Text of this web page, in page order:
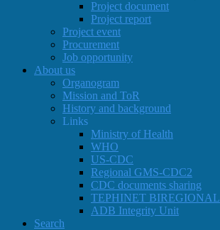
Project document
Project report
Project event
Procurement
Job opportunity
About us
Organogram
Mission and ToR
History and background
Links
Ministry of Health
WHO
US-CDC
Regional GMS-CDC2
CDC documents sharing
TEPHINET BIREGIONAL
ADB Integrity Unit
Search